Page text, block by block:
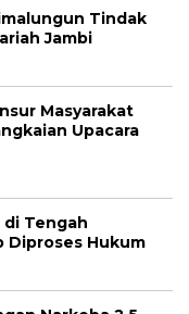
Tindak
Jambi
Masyarakat
Upacara
di Tengah
Diproses Hukum